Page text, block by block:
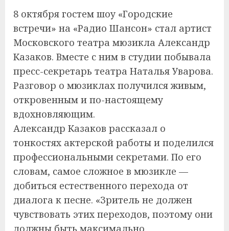
8 октября гостем шоу «Городские
встречи» на «Радио Шансон» стал артист
Московского театра мюзикла Александр
Казаков. Вместе с ним в студии побывала
пресс-секретарь театра Наталья Уварова.
Разговор о мюзиклах получился живым,
откровенным и по-настоящему
вдохновляющим.
Александр Казаков рассказал о
тонкостях актерской работы и поделился
профессиональными секретами. По его
словам, самое сложное в мюзикле —
добиться естественного перехода от
диалога к песне. «Зритель не должен
чувствовать этих переходов, поэтому они